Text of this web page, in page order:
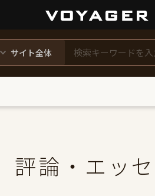
評論・エッ